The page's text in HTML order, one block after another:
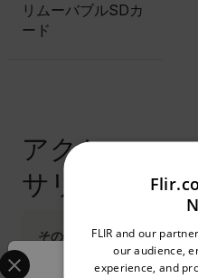
リムーバブルSDカ
ード
アクセ
サリー
その他
削除（日
Select your preferred
FLIR and our
our audience,
experience, and